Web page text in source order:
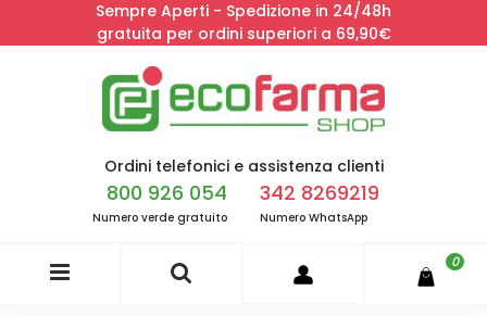
Sempre Aperti - Spedizione in 24/48h
gratuita per ordini superiori a 69,90€
Ordini telefonici e assistenza clienti
800 926 054
Numero verde gratuito
342 8269219
Numero WhatsApp
0